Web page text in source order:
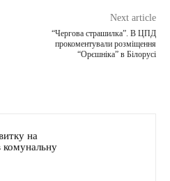
Next article
“Чергова страшилка”. В ЦПД
прокоментували розміщення
“Орєшніка” в Білорусі
на
комунальну